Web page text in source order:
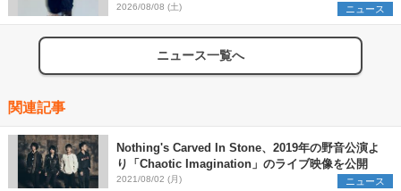
2026/08/08 (土) ニュース
ニュース一覧へ
関連記事
Nothing's Carved In Stone、2019年の野音公演よ
り「Chaotic Imagination」のライブ映像を公開
2021/08/02 (月) ニュース